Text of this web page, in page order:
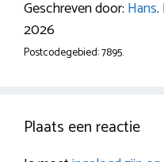
Geschreven door: Hans.
2026
Postcodegebied: 7895.
Plaats een reactie